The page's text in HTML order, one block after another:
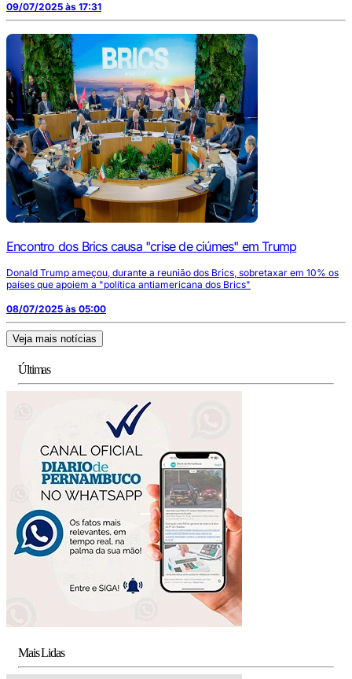
09/07/2025 às 17:31
Encontro dos Brics causa "crise de ciúmes" em Trump
Donald Trump ameçou, durante a reunião dos Brics, sobretaxar em 10% os
países que apoiem a "política antiamericana dos Brics"
08/07/2025 às 05:00
Veja mais notícias
Últimas
Mais Lidas